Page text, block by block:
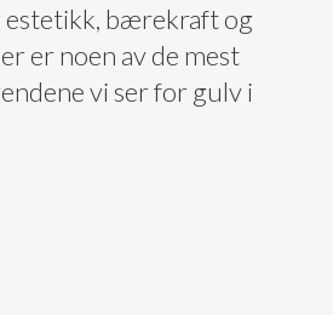
estetikk, bærekraft og
er noen av de mest
vi ser for gulv i